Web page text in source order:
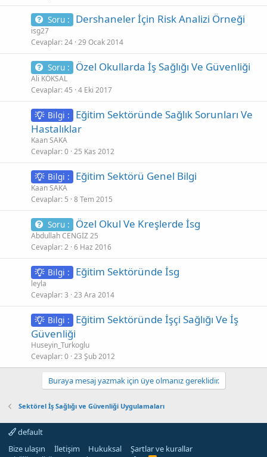
Soru : Dershaneler İçin Risk Analizi Örneği
isg27
Cevaplar 24 29 Ocak 2014
Soru : Özel Okullarda İş Sağlığı Ve Güvenliği
Ali KÖKSAL
Cevaplar 45 4 Eki 2017
Bilgi :
Eğitim Sektöründe Sağlık Sorunları Ve
Hastalıklar
Kaan SAKA
Cevaplar 0 25 Kas 2012
Bilgi : Eğitim Sektörü Genel Bilgi
Kaan SAKA
Cevaplar 5 8 Tem 2015
Soru : Özel Okul Ve Kreşlerde İsg
Abdullah CENGİZ 25
Cevaplar 2 6 Haz 2016
Bilgi : Eğitim Sektöründe İsg
leyla
Cevaplar 3 23 Ara 2014
Bilgi :
Eğitim Sektöründe İşçi Sağlığı Ve İş
Güvenliği
Huseyin_Turkoglu
Cevaplar 0 23 Şub 2012
Buraya mesaj yazmak için üye olmanız gereklidir.
Sektörel İş Sağlığı ve Güvenliği Uygulamaları
default
Bize ulaşın
İletişim Hukuksal
Şartlar ve kurallar